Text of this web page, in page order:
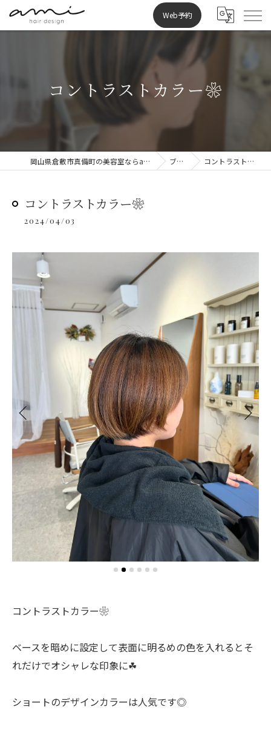
Web予約
コントラストカラー❀
岡山県倉敷市真備町の美容室ならami hair design ブログ コントラストカラー❀
コントラストカラー❀
2024/04/03
コントラストカラー❀
ベースを暗めに設定して表面に明るめの色を入れるとそ
れだけでオシャレな印象に☘︎
ショートのデザインカラーは人気です◎